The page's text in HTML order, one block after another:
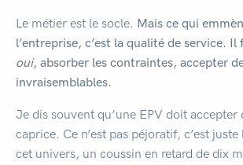
Le métier est le socle. Mais ce qui
l’entreprise, c’est la qualité de service.
oui, absorber les contraintes, accepter
invraisemblables.
Je dis souvent qu’une EPV doit accepter
caprice. Ce n’est pas péjoratif, c’est
cet univers, un coussin en retard de dix